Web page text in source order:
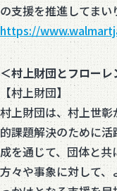
の支援を推進してまい
https://
＜村上財団とフロー
【村上財団】
村上財団は、村上世
的課題解決のために
成を通じて、団体と
方々や事象に対して